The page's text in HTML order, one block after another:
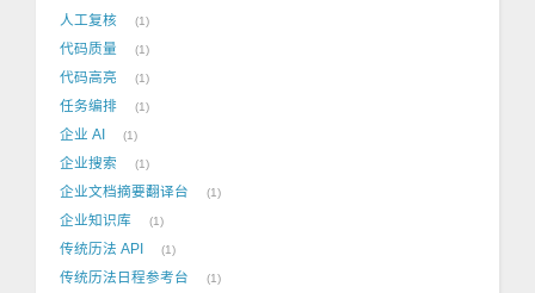
人工复核 1
代码质量 1
代码高亮 1
任务编排 1
企业 AI 1
企业搜索 1
企业文档摘要翻译台 1
企业知识库 1
传统历法 API 1
传统历法日程参考台 1